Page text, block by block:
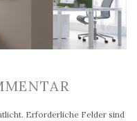
Erforderliche Felder sind